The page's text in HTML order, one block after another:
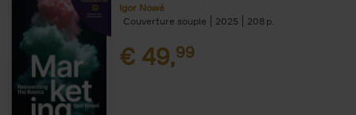
Igor Nowé
Couverture souple
2025 208
€ 49,99